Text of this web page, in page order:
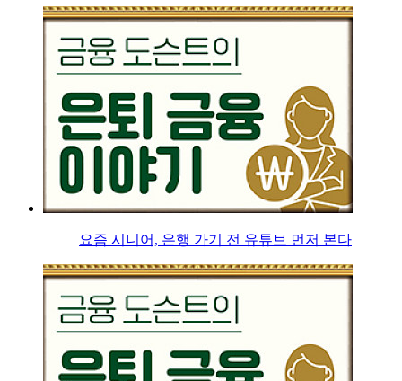
요즘 시니어, 은행 가기 전 유튜브 먼저 본다